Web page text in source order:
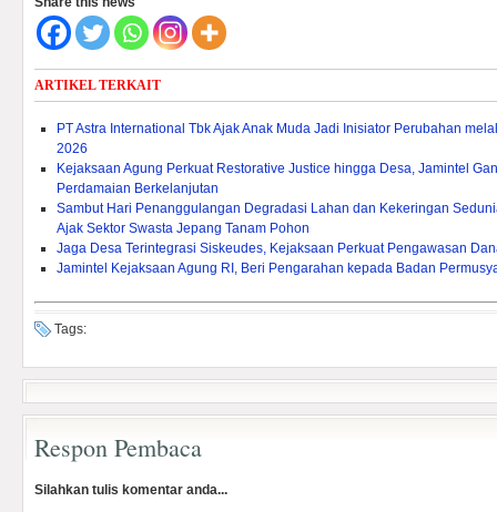
ARTIKEL TERKAIT
PT Astra International Tbk Ajak Anak Muda Jadi Inisiator Perubahan
2026
Kejaksaan Agung Perkuat Restorative Justice hingga Desa, Jamintel
Perdamaian Berkelanjutan
Sambut Hari Penanggulangan Degradasi Lahan dan Kekeringan
Ajak Sektor Swasta Jepang Tanam Pohon
Jaga Desa Terintegrasi Siskeudes, Kejaksaan Perkuat Pengawasan
Jamintel Kejaksaan Agung RI, Beri Pengarahan kepada Badan
Tags:
Respon Pembaca
Silahkan tulis komentar anda...